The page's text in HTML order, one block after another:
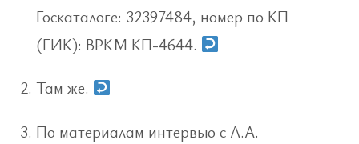
Госкаталоге: 32397484, номер по КП
(ГИК): ВРКМ КП-4644.
Там же.
По материалам интервью с Л.А.